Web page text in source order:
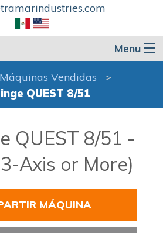
Menu
Máquinas Vendidas
QUEST 8/51
QUEST 8/51 -
Axis or More)
MÁQUINA